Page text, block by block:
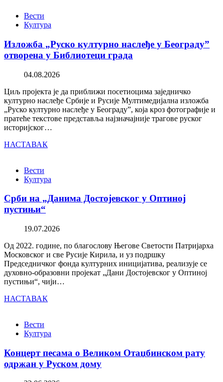
Вести
Култура
Изложба „Руско културно наслеђе у Београду”
отворена у Библиотеци града
04.08.2026
Циљ пројекта је да приближи посетиоцима заједничко
културно наслеђе Србије и Русије Мултимедијална изложба
„Руско културно наслеђе у Београду”, која кроз фотографије и
пратеће текстове представља најзначајније трагове руског
историјског…
НАСТАВАК
Вести
Култура
Срби на „Данима Достојевског у Оптиној
пустињи“
19.07.2026
Од 2022. године, по благослову Његове Светости Патријарха
Московског и све Русије Кирила, и уз подршку
Председничког фонда културних иницијатива, реализује се
духовно-образовни пројекат „Дани Достојевског у Оптиној
пустињи“, чији…
НАСТАВАК
Вести
Култура
Концерт песама о Великом Отаџбинском рату
одржан у Руском дому